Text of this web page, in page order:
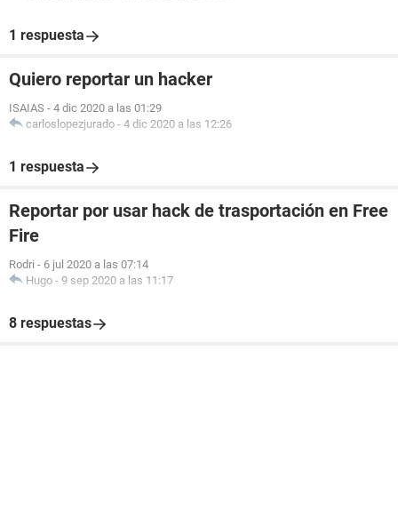
1 respuesta
Quiero reportar un hacker
ISAIAS - 4 dic 2020 a las 01:29
carloslopezjurado - 4 dic 2020 a las 12:26
1 respuesta
Reportar por usar hack de trasportación en Free
Fire
Rodri - 6 jul 2020 a las 07:14
Hugo - 9 sep 2020 a las 11:17
8 respuestas